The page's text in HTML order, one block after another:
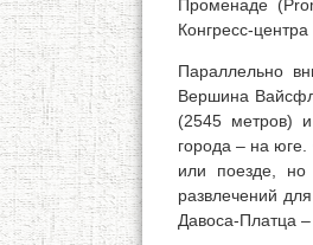
Променаде
Конгресс-
Параллельно
Вершина
(2545 метров)
города – на
или поезде, но
развлечений
Давоса-Платца